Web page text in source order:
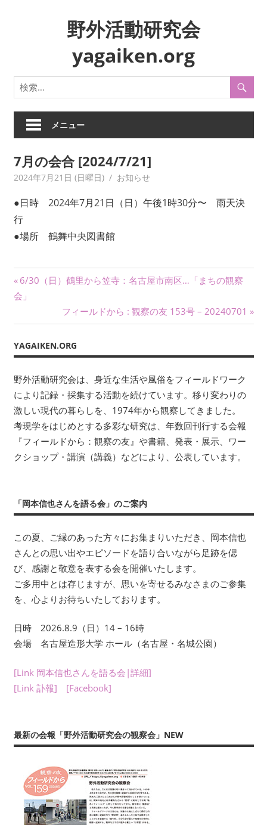
野外活動研究会
yagaiken.org
身
近
生
活
風
俗
フ
ィ
ー
ワ
ー
に
り
録・
採
集
す
る
動
け
い
ま
す。
考
学
を
は
じ
と
す
彩
な
究
は、
年
数
メニュー
7月の会合 [2024/7/21]
2024年7月21日 (日曜日) yagaiken
お知らせ
●日時 2024年7月21日（日）午後1時30分〜 雨天決
行
●場所 鶴舞中央図書館
投
稿
ナ
ビ
ゲ
ー
シ
ョ
ン
前
の
事:
6/30（日）鶴里から笠寺：名古屋市南区…「まちの観察
会」
次
の
記
事:
フィールドから : 観察の友 153号 – 20240701
YAGAIKEN.ORG
野外活動研究会は、身近な生活や風俗をフィールドワーク
により記録・採集する活動を続けています。移り変わりの
激しい現代の暮らしを、1974年から観察してきました。
考現学をはじめとする多彩な研究は、年数回刊行する会報
『フィールドから：観察の友』や書籍、発表・展示、ワー
クショップ・講演（講義）などにより、公表しています。
「岡本信也さんを語る会」のご案内
この夏、ご縁のあった方々にお集まりいただき、岡本信也
さんとの思い出やエピソードを語り合いながら足跡を偲
び、感謝と敬意を表する会を開催いたします。
ご多用中とは存じますが、思いを寄せるみなさまのご参集
を、心よりお待ちいたしております。
日時 2026.8.9（日）14 – 16時
会場 名古屋造形大学 ホール（名古屋・名城公園）
[Link 岡本信也さんを語る会|詳細]
[Link 訃報]
[Facebook]
最新の会報「野外活動研究会の観察会」NEW